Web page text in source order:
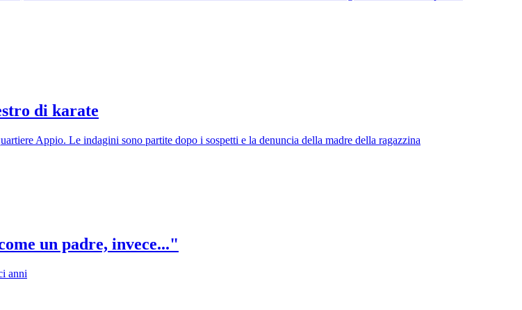
di karate
Appio. Le indagini sono partite dopo i sospetti e la denuncia della madre della ragazzina
un padre, invece..."
anni